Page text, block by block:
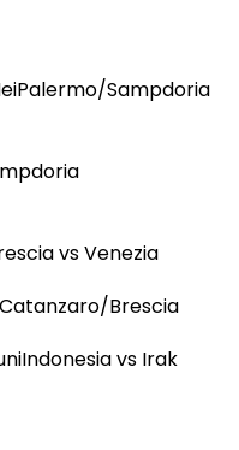
Sampdoria
vs Venezia
Brescia
vs Irak